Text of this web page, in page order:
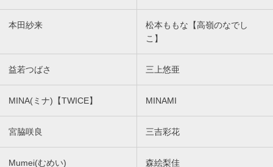
本田紗来
松本ももな【高嶺のなでし
こ】
益若つばさ 三上悠亜
MINA(ミナ)【TWICE】 MINAMI
宮脇咲良 三吉彩花
Mumei(むめい) 森絵梨佳